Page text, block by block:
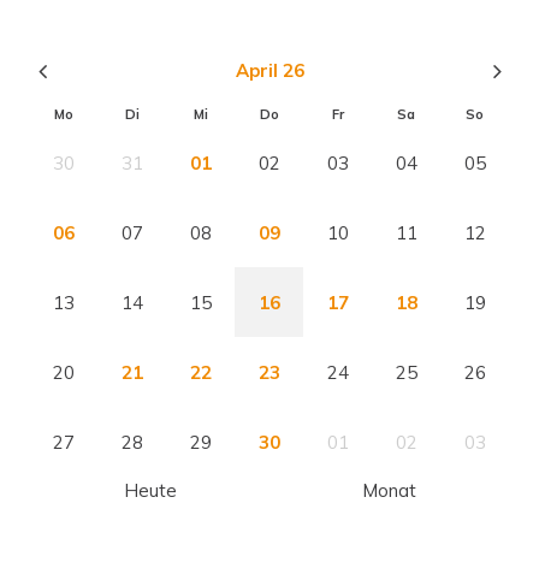
April 26
Mo Di Mi Do Fr Sa So
30 31 01 02 03 04 05
06 07 08 09 10 11 12
13 14 15 16 17 18 19
20 21 22 23 24 25 26
27 28 29 30 01 02 03
Heute Monat